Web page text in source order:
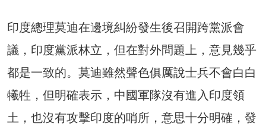
印度總理莫迪在邊境糾紛發生後召開跨黨派會
議，印度黨派林立，但在對外問題上，意見幾乎
都是一致的。莫迪雖然聲色俱厲說士兵不會白白
犧牲，但明確表示，中國軍隊沒有進入印度領
土，也沒有攻擊印度的哨所，意思十分明確，發